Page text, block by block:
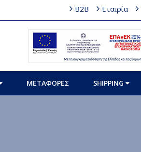
B2B Εταιρία
ΜΕΤΑΦΟΡΕΣ SHIPPING